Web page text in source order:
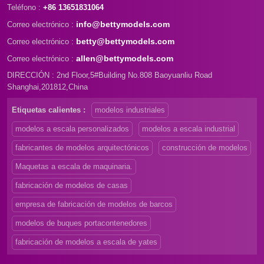
Teléfono : +86 13651831064
Correo electrónico : info@bettymodels.com
Correo electrónico : betty@bettymodels.com
Correo electrónico : allen@bettymodels.com
DIRECCIÓN : 2nd Floor,5#Building No.808 Baoyuanliu Road
Shanghai,201812,China
Etiquetas calientes : modelos industriales
modelos a escala personalizados modelos a escala industrial
fabricantes de modelos arquitectónicos construcción de modelos
Maquetas a escala de maquinaria.
fabricación de modelos de casas
empresa de fabricación de modelos de barcos
modelos de buques portacontenedores
fabricación de modelos a escala de yates